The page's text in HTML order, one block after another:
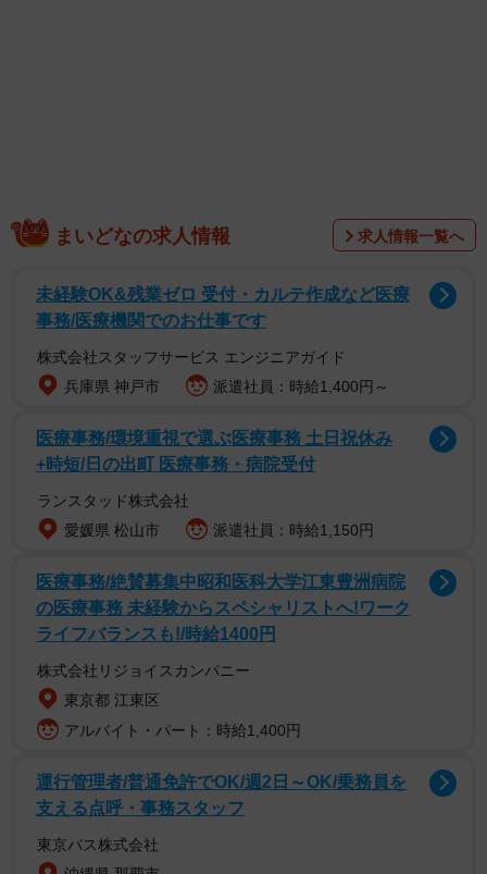
モニタリングしていた企業のうち1万767社を対象として、
ある“要警戒企業”を抽出し、集計したといいます。
▽倒産危険性の高い業種ランキング
【1位：農業】
1位は「耕種農業」「畜産農業」「園芸サービス業」などを
まいどなの求人情報 求人情報一覧へ
未経験OK&残業ゼロ 受付・カルテ作成など医療
事務/医療機関でのお仕事です
株式会社スタッフサービス エンジニアガイド
兵庫県 神戸市
派遣社員：時給1,400円～
医療事務/環境重視で選ぶ医療事務 土日祝休み
+時短/日の出町 医療事務・病院受付
ランスタッド株式会社
愛媛県 松山市
派遣社員：時給1,150円
医療事務/絶賛募集中昭和医科大学江東豊洲病院
の医療事務 未経験からスペシャリストへ!ワーク
ライフバランスも!/時給1400円
株式会社リジョイスカンパニー
東京都 江東区
アルバイト・パート：時給1,400円
運行管理者/普通免許でOK/週2日～OK/乗務員を
支える点呼・事務スタッフ
東京バス株式会社